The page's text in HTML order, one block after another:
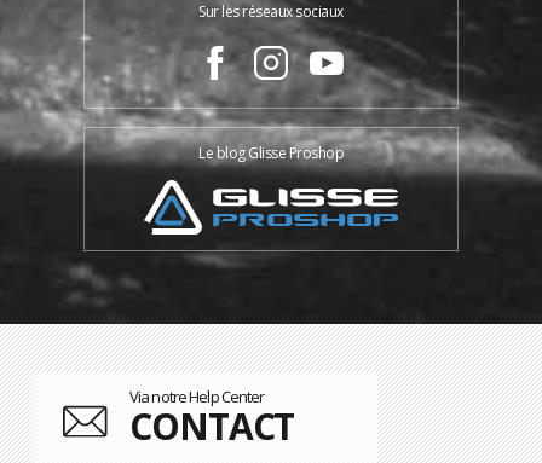
Sur les réseaux sociaux
Le blog Glisse Proshop
Via notre Help Center
CONTACT